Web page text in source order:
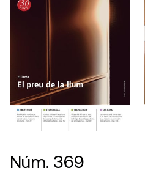
Núm. 369